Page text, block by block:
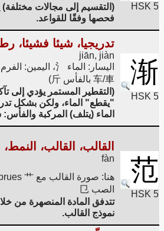
HSK 5
(التقسيم إلى مجالات مختلفة)
فحصها وفقًا للقواعد.
渐
HSK 5
تدريجيا، شيئا فشيئا،
jiān, jiàn
车/車 بالفأس 斤)
(التقطير المستمر يؤدي إلى
"يقطع" الماء، ولكن بشكل
الماء (يتلف) المركبة والفأس:
范
HSK 5
القالب، القالب، النمط،
fàn
الصب 㔾
تتدفق المادة المنصهرة من
نموذج القالب.